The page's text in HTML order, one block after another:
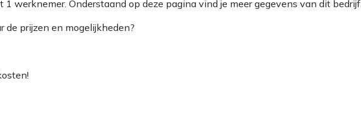
werknemer. Onderstaand op deze pagina vind je meer gegevens van dit bedrijf.
de prijzen en mogelijkheden?